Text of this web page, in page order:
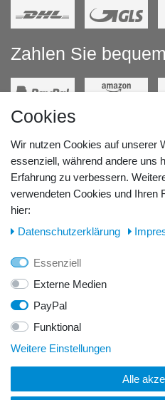
Zahlen Sie
Unsere
GeBOOTE24 - Martin Rolle &
Tel.: 0176 42 28 58 17
E-Mail:
info@geboote24.de
© Copyright 2026 GeBOOTE24
Cookies
Wir nutzen Cookies auf unserer
essenziell, während andere uns
Erfahrung zu verbessern.
verwendeten Cookies und Ihren
hier:
Daten­schutz­erklärung
Essenziell
Externe Medien
PayPal
Funktional
Weitere Einstellungen
Alle